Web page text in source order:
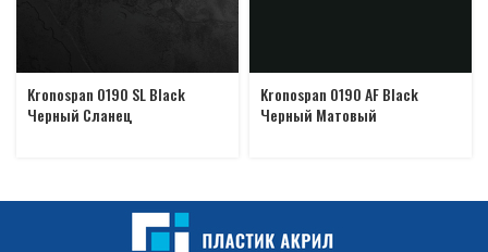
Kronospan 0190 SL Black
Черный Сланец
Kronospan 0190 AF Black
Черный Матовый